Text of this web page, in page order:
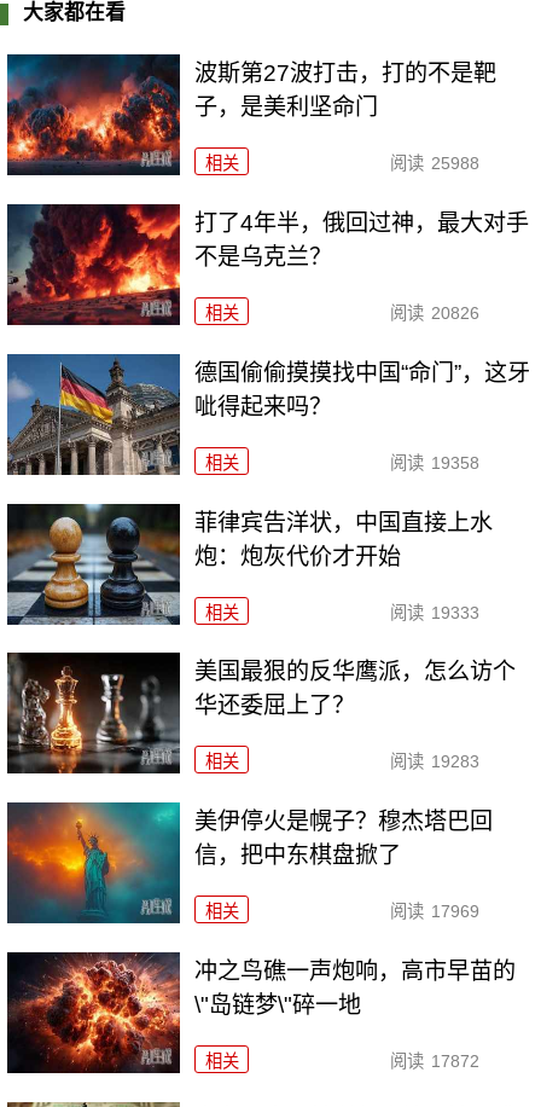
大家都在看
波斯第27波打击，打的不是靶
子，是美利坚命门
相关 阅读 25988
打了4年半，俄回过神，最大对手
不是乌克兰？
相关 阅读 20826
德国偷偷摸摸找中国“命门”，这牙
呲得起来吗？
相关 阅读 19358
菲律宾告洋状，中国直接上水
炮：炮灰代价才开始
相关 阅读 19333
美国最狠的反华鹰派，怎么访个
华还委屈上了？
相关 阅读 19283
美伊停火是幌子？穆杰塔巴回
信，把中东棋盘掀了
相关 阅读 17969
冲之鸟礁一声炮响，高市早苗的
\"岛链梦\"碎一地
相关 阅读 17872